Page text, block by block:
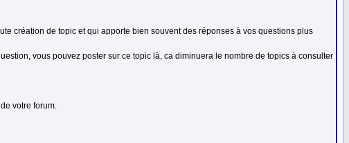
création de topic et qui apporte bien souvent des réponses à vos questions plus
vous pouvez poster sur ce topic là, ca diminuera le nombre de topics à consulter
votre forum.